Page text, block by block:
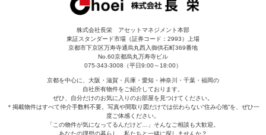
株式会社長栄 アセットマネジメント本部
東証スタンダード市場（証券コード：2993）上場
京都市下京区万寿寺通烏丸西入御供石町369番地
No.60京都烏丸万寿寺ビル
075-343-3008（平日9:00～18:00）
京都を中心に、大阪・滋賀・兵庫・愛知・神奈川・千葉・福岡の
自社所有物件をご紹介しております。
ぜひ、自分だけのお気に入りのお部屋を見つけてください。
＊掲載物件はすべて仲介手数料不要。写真や間取り図だけでは伝わらない“住み心地”を、ぜひ一
度ご体感ください。
「この物件が気になってるんだけど…」そんなご相談も大歓迎。
あなたの理想の暮らし、私たちと一緒に探しませんか？